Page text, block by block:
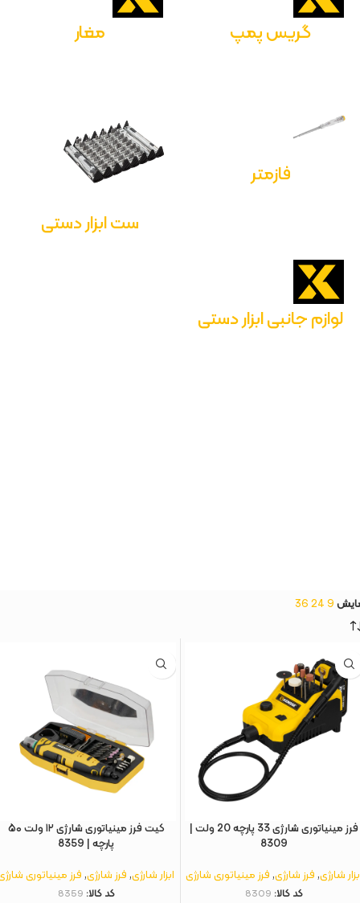
گریس پمپ مغار
فازمتر
ست ابزار دستی
لوازم جانبی ابزار دستی
9
24
36
فرز مینیاتوری شارژی 33 پارچه 20 ولت |
8309
شارژی,فرز شارژی,فرز مینیاتوری شارژی
کد کالا: 8309
کیت فرز مینیاتوری شارژی ۱۲ ولت ۵۰
پارچه | 8359
ابزار شارژی,فرز شارژی,فرز مینیاتوری
کد کالا: 8359